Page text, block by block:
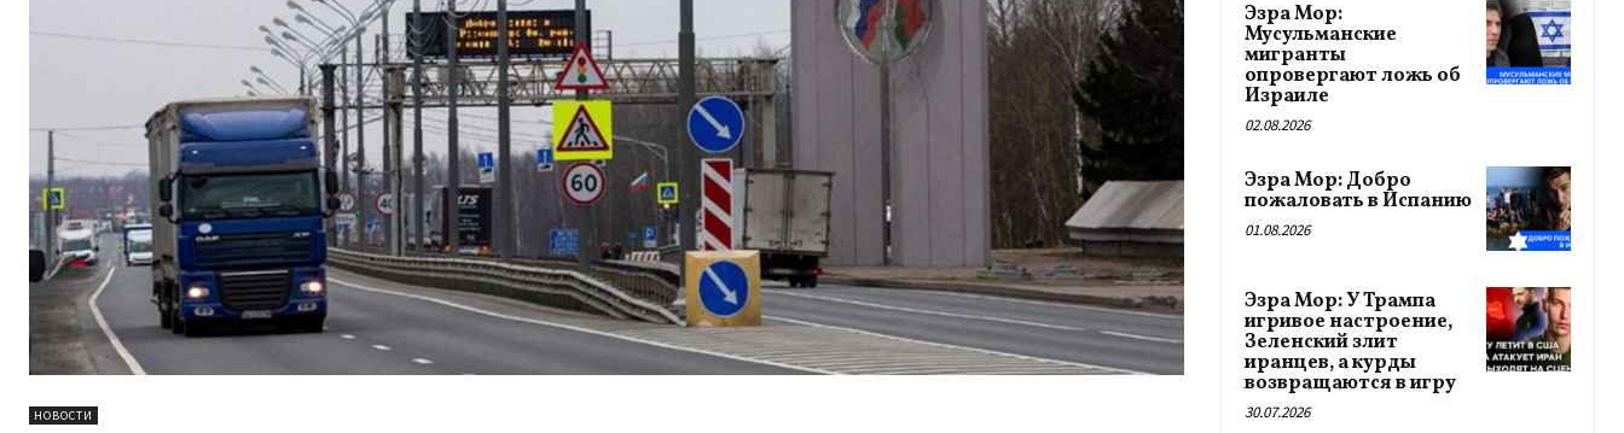
НОВОСТИ
Эзра Мор:
Мусульманские
мигранты
опровергают ложь об
Израиле
02.08.2026
Эзра Мор: Добро
пожаловать в Испанию
01.08.2026
Эзра Мор: У Трампа
игривое настроение,
Зеленский злит
иранцев, а курды
возвращаются в игру
30.07.2026